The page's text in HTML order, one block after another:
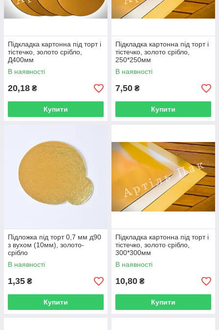
Підкладка картонна під торт і
тістечко, золото срібло,
Д400мм
В наявності
20,18 ₴
Купити
Підкладка картонна під торт і
тістечко, золото срібло,
250*250мм
В наявності
7,50 ₴
Купити
Підложка під торт 0,7 мм д90
з вухом (10мм), золото-
срібло
В наявності
1,35 ₴
Купити
Підкладка картонна під торт і
тістечко, золото срібло,
300*300мм
В наявності
10,80 ₴
Купити